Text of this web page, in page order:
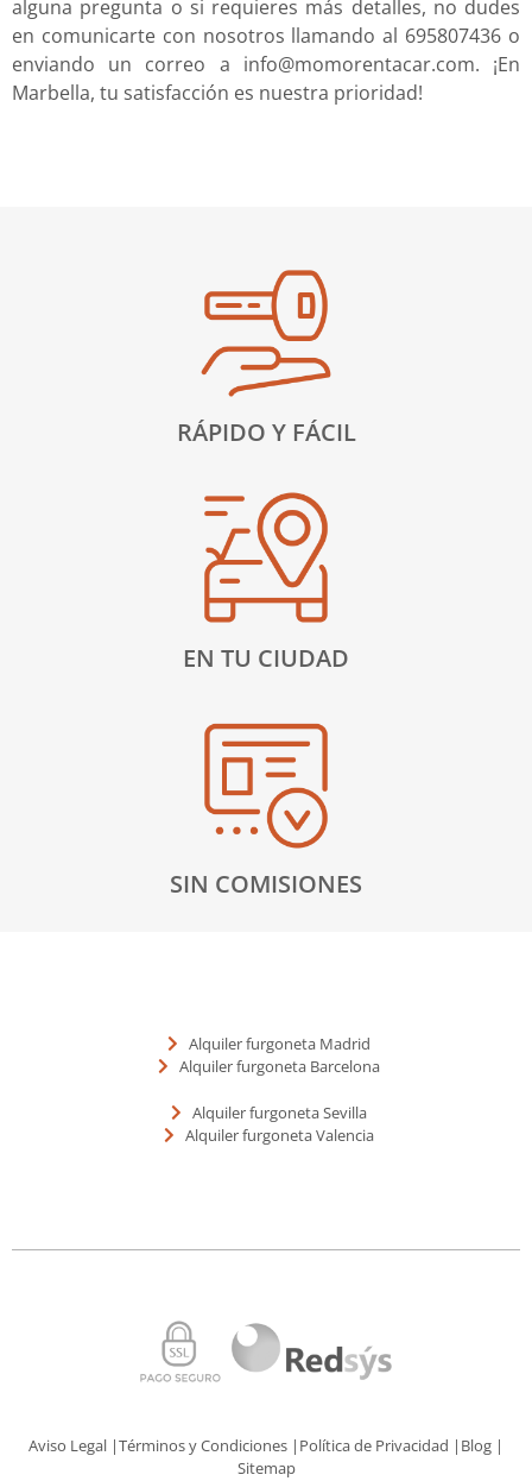
alguna pregunta o si requieres más detalles, no dudes
en comunicarte con nosotros llamando al 695807436 o
enviando un correo a info@momorentacar.com. ¡En
Marbella, tu satisfacción es nuestra prioridad!
RÁPIDO Y FÁCIL
EN TU CIUDAD
SIN COMISIONES
Alquiler furgoneta Madrid
Alquiler furgoneta Barcelona
Alquiler furgoneta Sevilla
Alquiler furgoneta Valencia
Aviso Legal |Términos y Condiciones | Política de Privacidad | Blog |
Sitemap